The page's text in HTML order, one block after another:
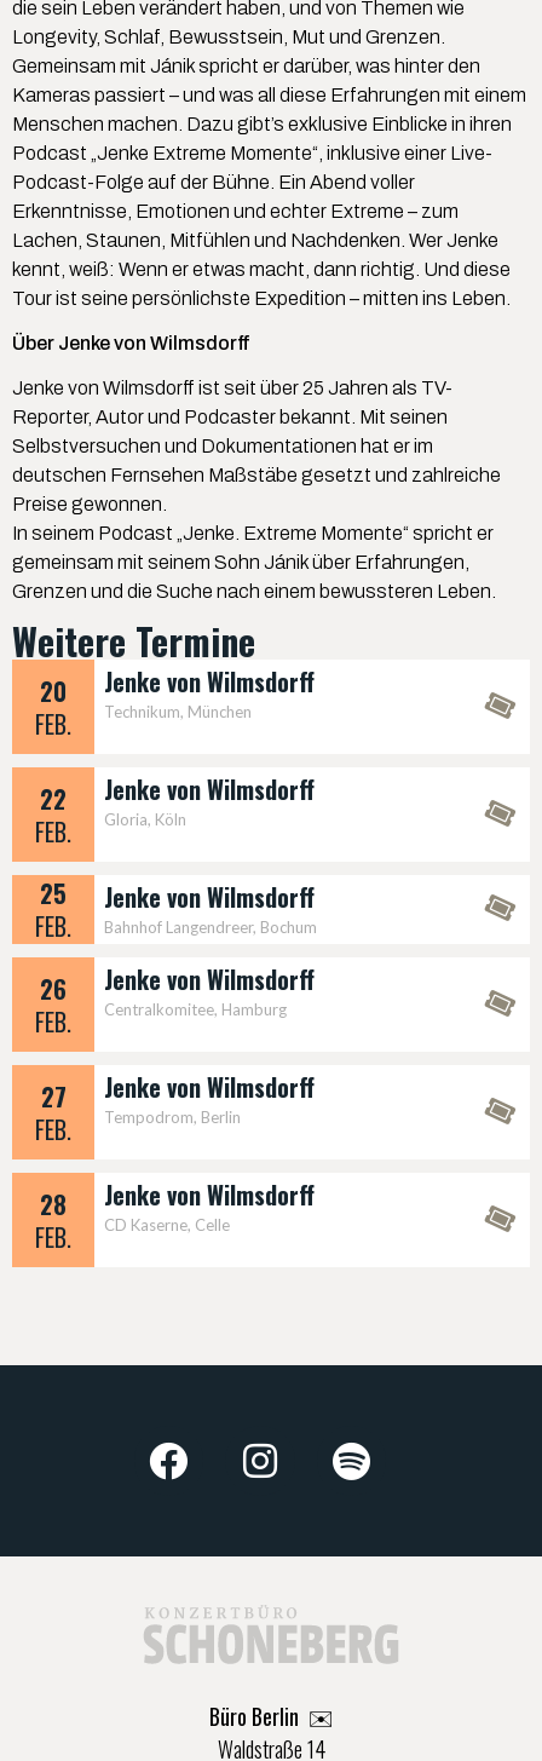
die sein Leben verändert haben, und von Themen wie
Longevity, Schlaf, Bewusstsein, Mut und Grenzen.
Gemeinsam mit Jánik spricht er darüber, was hinter den
Kameras passiert – und was all diese Erfahrungen mit einem
Menschen machen. Dazu gibt’s exklusive Einblicke in ihren
Podcast „Jenke Extreme Momente“, inklusive einer Live-
Podcast-Folge auf der Bühne. Ein Abend voller
Erkenntnisse, Emotionen und echter Extreme – zum
Lachen, Staunen, Mitfühlen und Nachdenken. Wer Jenke
kennt, weiß: Wenn er etwas macht, dann richtig. Und diese
Tour ist seine persönlichste Expedition – mitten ins Leben.
Über Jenke von Wilmsdorff
Jenke von Wilmsdorff ist seit über 25 Jahren als TV-
Reporter, Autor und Podcaster bekannt. Mit seinen
Selbstversuchen und Dokumentationen hat er im
deutschen Fernsehen Maßstäbe gesetzt und zahlreiche
Preise gewonnen.
In seinem Podcast „Jenke. Extreme Momente“ spricht er
gemeinsam mit seinem Sohn Jánik über Erfahrungen,
Grenzen und die Suche nach einem bewussteren Leben.
Weitere Termine
20
FEB.
Jenke von Wilmsdorff
Technikum, München
22
FEB.
Jenke von Wilmsdorff
Gloria, Köln
25
FEB.
Jenke von Wilmsdorff
Bahnhof Langendreer, Bochum
26
FEB.
Jenke von Wilmsdorff
Centralkomitee, Hamburg
27
FEB.
Jenke von Wilmsdorff
Tempodrom, Berlin
28
FEB.
Jenke von Wilmsdorff
CD Kaserne, Celle
Büro Berlin ✉️
Waldstraße 14